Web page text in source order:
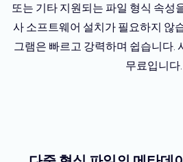
또는 기타 지원되는 파일 형식 속성
사 소프트웨어 설치가 필요하지 않
그램은 빠르고 강력하며 쉽습니다.
무료입니다.